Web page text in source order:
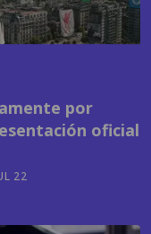
oficial
22